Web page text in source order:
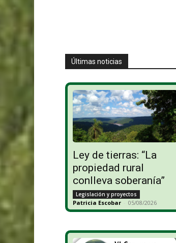
Últimas noticias
Ley de tierras: “La
propiedad rural
conlleva soberanía”
Legislación y proyectos
Patricia Escobar - 05/08/2026